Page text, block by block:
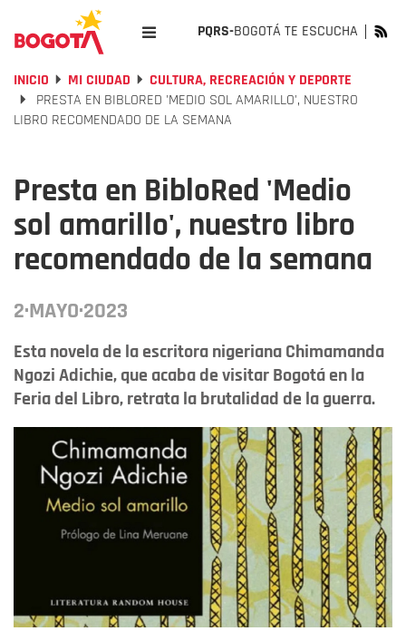
PQRS-BOGOTÁ TE ESCUCHA
INICIO MI CIUDAD
CULTURA, RECREACIÓN Y DEPORTE
PRESTA EN BIBLORED 'MEDIO SOL AMARILLO', NUESTRO
LIBRO RECOMENDADO DE LA SEMANA
Presta en BibloRed 'Medio
sol amarillo', nuestro libro
recomendado de la semana
2·MAYO·2023
Esta novela de la escritora nigeriana Chimamanda
Ngozi Adichie, que acaba de visitar Bogotá en la
Feria del Libro, retrata la brutalidad de la guerra.